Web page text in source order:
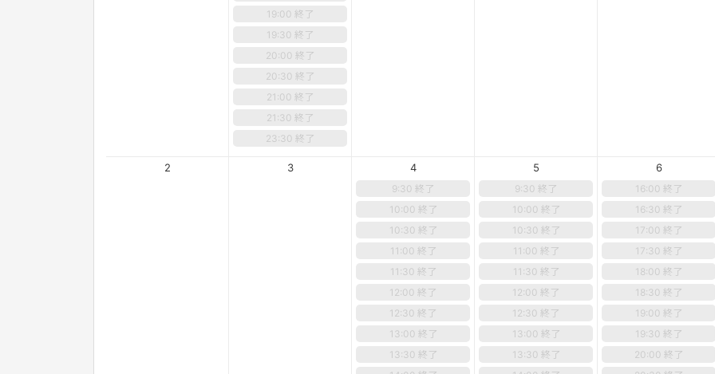
19:00 終了
19:30 終了
20:00 終了
20:30 終了
21:00 終了
21:30 終了
23:30 終了
2 3 4
9:30 終了
10:00 終了
10:30 終了
11:00 終了
11:30 終了
12:00 終了
12:30 終了
13:00 終了
13:30 終了
5
9:30 終了
10:00 終了
10:30 終了
11:00 終了
11:30 終了
12:00 終了
12:30 終了
13:00 終了
13:30 終了
6
16:00 終了
16:30 終了
17:00 終了
17:30 終了
18:00 終了
18:30 終了
19:00 終了
19:30 終了
20:00 終了